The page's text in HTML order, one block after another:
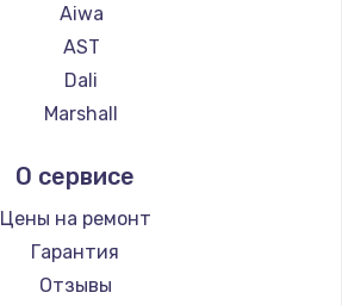
Aiwa
AST
Dali
Marshall
О сервисе
Цены на ремонт
Гарантия
Отзывы